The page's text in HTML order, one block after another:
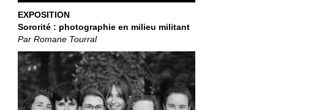
EXPOSITION
Sororité : photographie en milieu militant
Par Romane Tourral